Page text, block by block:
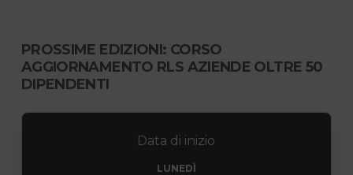
PROSSIME EDIZIONI: CORSO
AGGIORNAMENTO RLS AZIENDE OLTRE 50
DIPENDENTI
Data di inizio
LUNEDÌ